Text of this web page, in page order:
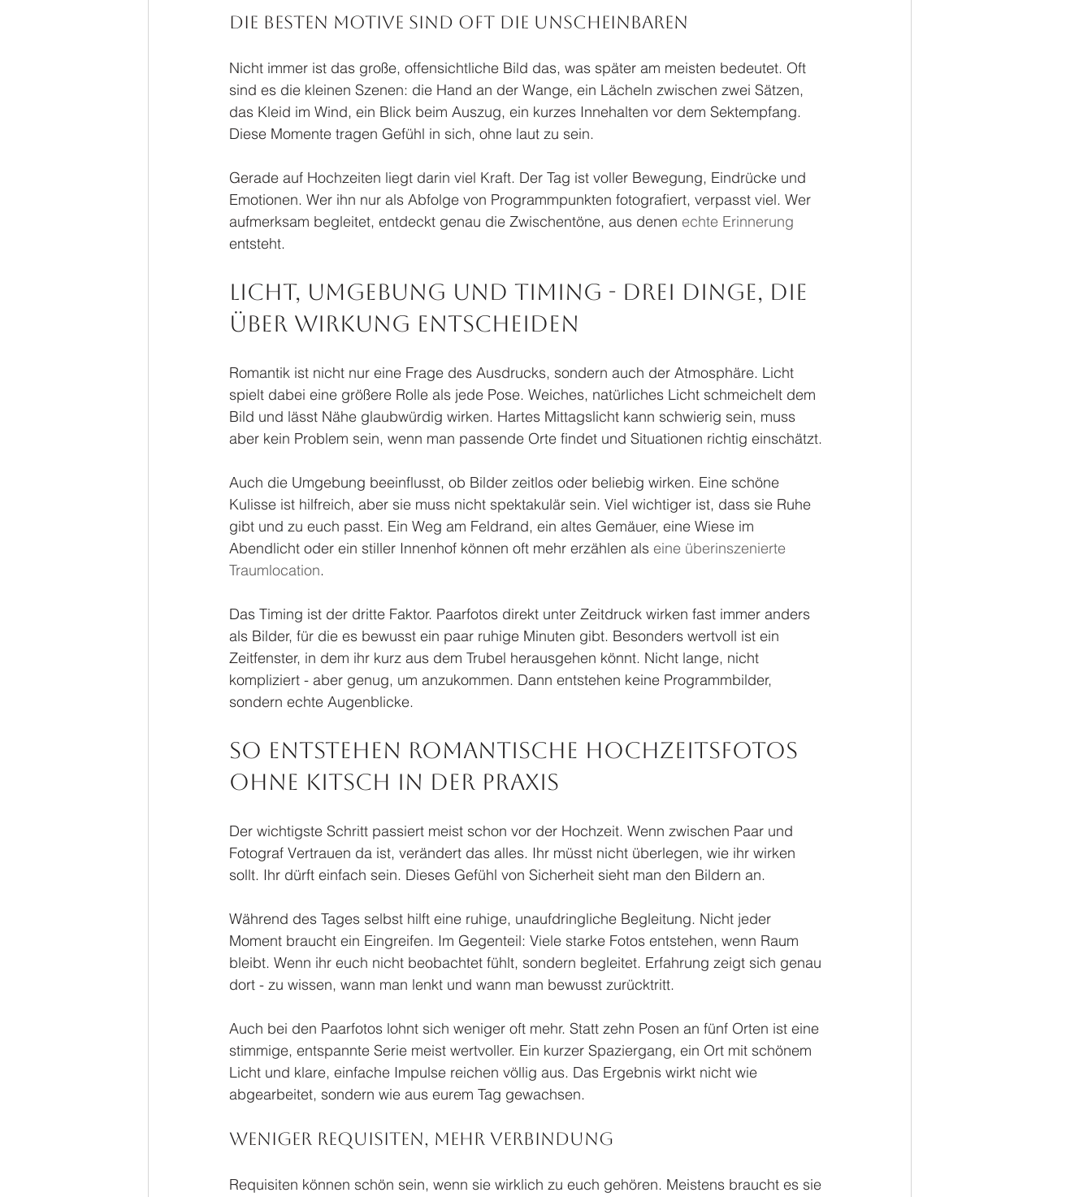
Die besten Motive sind oft die unscheinbaren
Nicht immer ist das große, offensichtliche Bild das, was später am meisten bedeutet. Oft
sind es die kleinen Szenen: die Hand an der Wange, ein Lächeln zwischen zwei Sätzen,
das Kleid im Wind, ein Blick beim Auszug, ein kurzes Innehalten vor dem Sektempfang.
Diese Momente tragen Gefühl in sich, ohne laut zu sein.
Gerade auf Hochzeiten liegt darin viel Kraft. Der Tag ist voller Bewegung, Eindrücke und
Emotionen. Wer ihn nur als Abfolge von Programmpunkten fotografiert, verpasst viel. Wer
aufmerksam begleitet, entdeckt genau die Zwischentöne, aus denen echte Erinnerung
entsteht.
Licht, Umgebung und Timing - drei Dinge, die
über Wirkung entscheiden
Romantik ist nicht nur eine Frage des Ausdrucks, sondern auch der Atmosphäre. Licht
spielt dabei eine größere Rolle als jede Pose. Weiches, natürliches Licht schmeichelt dem
Bild und lässt Nähe glaubwürdig wirken. Hartes Mittagslicht kann schwierig sein, muss
aber kein Problem sein, wenn man passende Orte findet und Situationen richtig einschätzt.
Auch die Umgebung beeinflusst, ob Bilder zeitlos oder beliebig wirken. Eine schöne
Kulisse ist hilfreich, aber sie muss nicht spektakulär sein. Viel wichtiger ist, dass sie Ruhe
gibt und zu euch passt. Ein Weg am Feldrand, ein altes Gemäuer, eine Wiese im
Abendlicht oder ein stiller Innenhof können oft mehr erzählen als eine überinszenierte
Traumlocation.
Das Timing ist der dritte Faktor. Paarfotos direkt unter Zeitdruck wirken fast immer anders
als Bilder, für die es bewusst ein paar ruhige Minuten gibt. Besonders wertvoll ist ein
Zeitfenster, in dem ihr kurz aus dem Trubel herausgehen könnt. Nicht lange, nicht
kompliziert - aber genug, um anzukommen. Dann entstehen keine Programmbilder,
sondern echte Augenblicke.
So entstehen romantische Hochzeitsfotos
ohne Kitsch in der Praxis
Der wichtigste Schritt passiert meist schon vor der Hochzeit. Wenn zwischen Paar und
Fotograf Vertrauen da ist, verändert das alles. Ihr müsst nicht überlegen, wie ihr wirken
sollt. Ihr dürft einfach sein. Dieses Gefühl von Sicherheit sieht man den Bildern an.
Während des Tages selbst hilft eine ruhige, unaufdringliche Begleitung. Nicht jeder
Moment braucht ein Eingreifen. Im Gegenteil: Viele starke Fotos entstehen, wenn Raum
bleibt. Wenn ihr euch nicht beobachtet fühlt, sondern begleitet. Erfahrung zeigt sich genau
dort - zu wissen, wann man lenkt und wann man bewusst zurücktritt.
Auch bei den Paarfotos lohnt sich weniger oft mehr. Statt zehn Posen an fünf Orten ist eine
stimmige, entspannte Serie meist wertvoller. Ein kurzer Spaziergang, ein Ort mit schönem
Licht und klare, einfache Impulse reichen völlig aus. Das Ergebnis wirkt nicht wie
abgearbeitet, sondern wie aus eurem Tag gewachsen.
Weniger Requisiten, mehr Verbindung
Requisiten können schön sein, wenn sie wirklich zu euch gehören. Meistens braucht es sie